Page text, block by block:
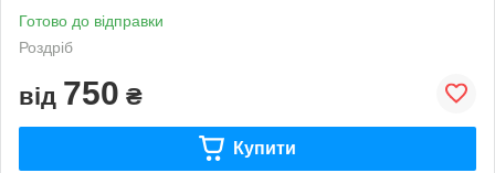
Готово до відправки
Роздріб
від 750 ₴
Купити